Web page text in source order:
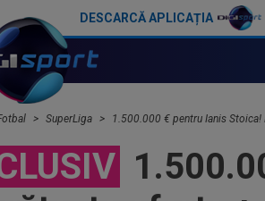
DESCARCĂ APLICAȚIA
SuperLiga 1.500.000 € pentru Ianis